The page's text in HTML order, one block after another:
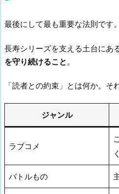
最後にして最も重要な法則です。
長寿シリーズを支える土台にあ
を守り続けること 。
「読者との約束」とは何か。そ
ジャンル
ラブコメ
く
バトルもの